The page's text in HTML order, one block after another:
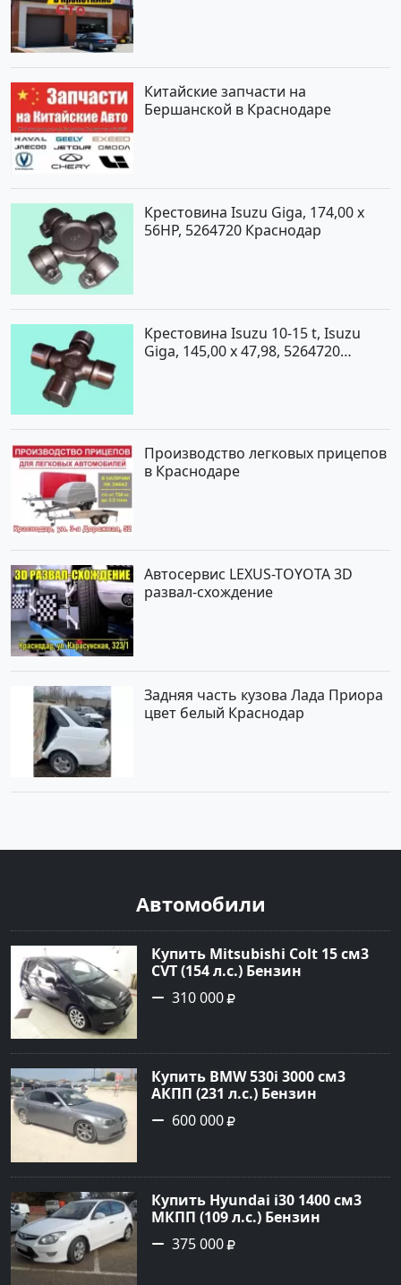
Китайские запчасти на
Бершанской в Краснодаре
Крестовина Isuzu Giga, 174,00 x
56HP, 5264720 Краснодар
Крестовина Isuzu 10-15 t, Isuzu
Giga, 145,00 x 47,98, 5264720
Производство легковых прицепов
в Краснодаре
Автосервис LEXUS-TOYOTA 3D
развал-схождение
Задняя часть кузова Лада Приора
цвет белый Краснодар
Автомобили
Купить Mitsubishi Colt 15 см3
CVT (154 л.с.) Бензин
турбонаддув в Краснодар:
цвет Чёрный металик Хетчбэк
сайте Авторынок23
310 000
Купить BMW 530i 3000 см3
АКПП (231 л.с.) Бензин
инжектор в Новороссийск:
цвет серый Седан 2004 года по
Авторынок23
600 000
Купить Hyundai i30 1400 см3
МКПП (109 л.с.) Бензин
инжектор в Кропоткин: цвет
белый Хетчбэк 2011 года по
375 000